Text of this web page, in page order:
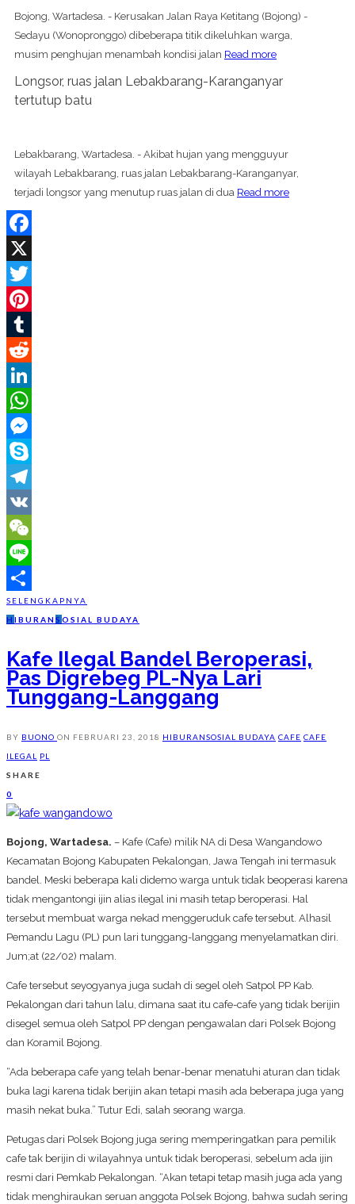
Bojong, Wartadesa. - Kerusakan Jalan Raya Ketitang (Bojong) -
Sedayu (Wonopronggo) dibeberapa titik dikeluhkan warga,
musim penghujan menambah kondisi jalan Read more
Longsor, ruas jalan Lebakbarang-Karanganyar
tertutup batu
Lebakbarang, Wartadesa. - Akibat hujan yang mengguyur
wilayah Lebakbarang, ruas jalan Lebakbarang-Karanganyar,
terjadi longsor yang menutup ruas jalan di dua Read more
Facebook
X
Twitter
Pinterest
Tumblr
Reddit
LinkedIn
WhatsApp
Messenger
Skype
Telegram
VK
WeChat
Line
Share
SELENGKAPNYA
H IBURAN S OSIAL BUDAYA
Kafe Ilegal Bandel Beroperasi,
Pas Digrebeg PL-Nya Lari
Tunggang-Langgang
BY BUONO ON FEBRUARI 23, 2018 HIBURANSOSIAL BUDAYA CAFE CAFE
ILEGAL
PL
SHARE
0
Bojong, Wartadesa. – Kafe (Cafe) milik NA di Desa Wangandowo
Kecamatan Bojong Kabupaten Pekalongan, Jawa Tengah ini termasuk
bandel. Meski beberapa kali didemo warga untuk tidak beoperasi karena
tidak mengantongi ijin alias ilegal ini masih tetap beroperasi. Hal
tersebut membuat warga nekad menggeruduk cafe tersebut. Alhasil
Pemandu Lagu (PL) pun lari tunggang-langgang menyelamatkan diri.
Jum;at (22/02) malam.
Cafe tersebut seyogyanya juga sudah di segel oleh Satpol PP Kab.
Pekalongan dari tahun lalu, dimana saat itu cafe-cafe yang tidak berijin
disegel semua oleh Satpol PP dengan pengawalan dari Polsek Bojong
dan Koramil Bojong.
“Ada beberapa cafe yang telah benar-benar menatuhi aturan dan tidak
buka lagi karena tidak berijin akan tetapi masih ada beberapa juga yang
masih nekat buka.” Tutur Edi, salah seorang warga.
Petugas dari Polsek Bojong juga sering memperingatkan para pemilik
cafe tak berijin di wilayahnya untuk tidak beroperasi, sebelum ada ijin
resmi dari Pemkab Pekalongan. “Akan tetapi tetap masih juga ada yang
tidak menghiraukan seruan anggota Polsek Bojong, bahwa sudah sering